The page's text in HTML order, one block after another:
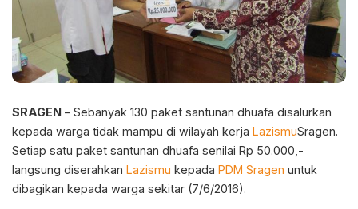
SRAGEN – Sebanyak 130 paket santunan dhuafa disalurkan
kepada warga tidak mampu di wilayah kerja LazismuSragen.
Setiap satu paket santunan dhuafa senilai Rp 50.000,-
langsung diserahkan Lazismu kepada PDM Sragen untuk
dibagikan kepada warga sekitar (7/6/2016).